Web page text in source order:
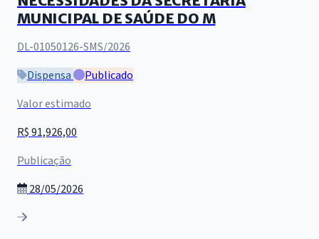
MUNICIPAL DE SAÚDE DO M
DL-01050126-SMS/2026
Dispensa
Publicado
Valor estimado
R$ 91,926,00
Publicação
28/05/2026